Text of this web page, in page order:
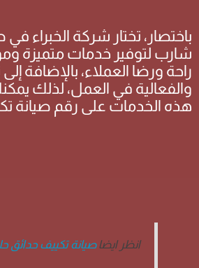
باختصار، تختار شركة الخبراء
شارب لتوفير خدمات متميزة
راحة ورضا العملاء، بالإضافة
والفعالية في العمل، لذلك
هذه الخدمات على رقم صيانة
انظر ايضاصيانة تكييف حدائق